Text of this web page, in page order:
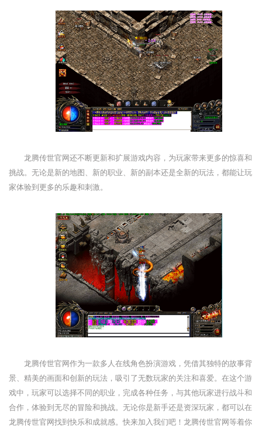
龙腾传世官网还不断更新和扩展游戏内容，为玩家带来更多的惊喜和
挑战。无论是新的地图、新的职业、新的副本还是全新的玩法，都能让玩
家体验到更多的乐趣和刺激。
龙腾传世官网作为一款多人在线角色扮演游戏，凭借其独特的故事背
景、精美的画面和创新的玩法，吸引了无数玩家的关注和喜爱。在这个游
戏中，玩家可以选择不同的职业，完成各种任务，与其他玩家进行战斗和
合作，体验到无尽的冒险和挑战。无论你是新手还是资深玩家，都可以在
龙腾传世官网找到快乐和成就感。快来加入我们吧！龙腾传世官网等着你